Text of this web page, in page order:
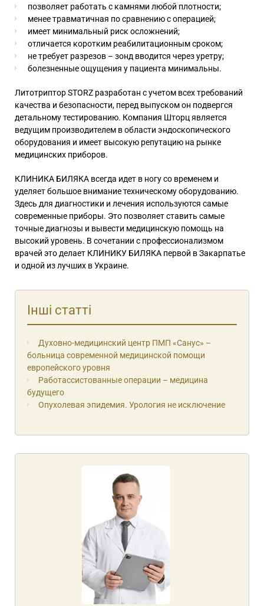
позволяет работать с камнями любой плотности;
менее травматичная по сравнению с операцией;
имеет минимальный риск осложнений;
отличается коротким реабилитационным сроком;
не требует разрезов – зонд вводится через уретру;
болезненные ощущения у пациента минимальны.
Литотриптор STORZ разработан с учетом всех требований
качества и безопасности, перед выпуском он подвергся
детальному тестированию. Компания Шторц является
ведущим производителем в области эндоскопического
оборудования и имеет высокую репутацию на рынке
медицинских приборов.
КЛИНИКА БИЛЯКА всегда идет в ногу со временем и
уделяет большое внимание техническому оборудованию.
Здесь для диагностики и лечения используются самые
современные приборы. Это позволяет ставить самые
точные диагнозы и вывести медицинскую помощь на
высокий уровень. В сочетании с профессионализмом
врачей это делает КЛИНИКУ БИЛЯКА первой в Закарпатье
и одной из лучших в Украине.
Інші статті
Духовно-медицинский центр ПМП «Санус» –
больница современной медицинской помощи
европейского уровня
Работассистованные операции – медицина
будущего
Опухолевая эпидемия. Урология не исключение